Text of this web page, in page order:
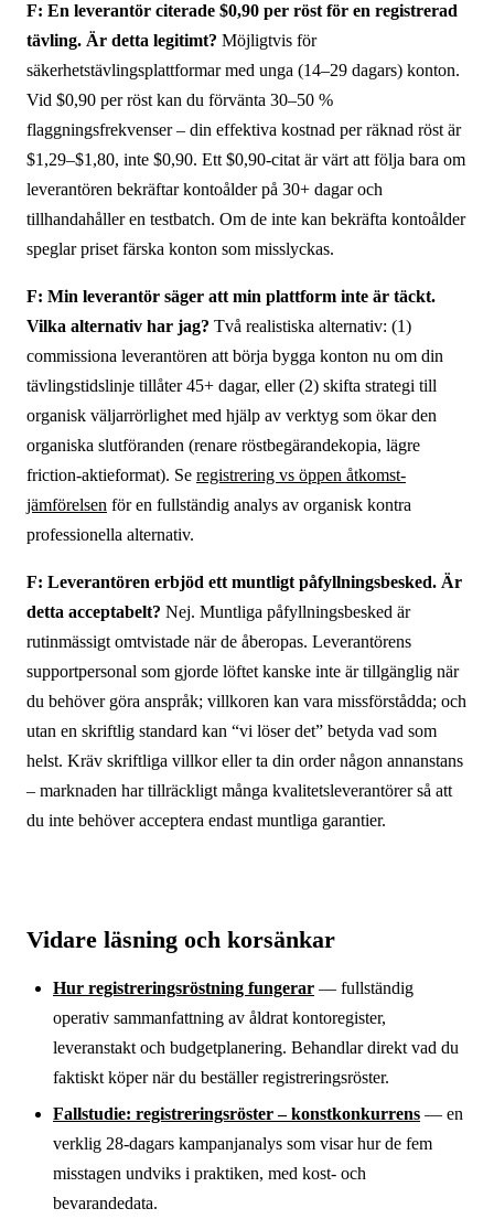
F: En leverantör citerade $0,90 per röst för en registrerad
tävling. Är detta legitimt? Möjligtvis för
säkerhetstävlingsplattformar med unga (14–29 dagars) konton.
Vid $0,90 per röst kan du förvänta 30–50 %
flaggningsfrekvenser – din effektiva kostnad per räknad röst är
$1,29–$1,80, inte $0,90. Ett $0,90-citat är värt att följa bara om
leverantören bekräftar kontoålder på 30+ dagar och
tillhandahåller en testbatch. Om de inte kan bekräfta kontoålder
speglar priset färska konton som misslyckas.
F: Min leverantör säger att min plattform inte är täckt.
Vilka alternativ har jag? Två realistiska alternativ: (1)
commissiona leverantören att börja bygga konton nu om din
tävlingstidslinje tillåter 45+ dagar, eller (2) skifta strategi till
organisk väljarrörlighet med hjälp av verktyg som ökar den
organiska slutföranden (renare röstbegärandekopia, lägre
friction-aktieformat). Se registrering vs öppen åtkomst-
jämförelsen för en fullständig analys av organisk kontra
professionella alternativ.
F: Leverantören erbjöd ett muntligt påfyllningsbesked. Är
detta acceptabelt? Nej. Muntliga påfyllningsbesked är
rutinmässigt omtvistade när de åberopas. Leverantörens
supportpersonal som gjorde löftet kanske inte är tillgänglig när
du behöver göra anspråk; villkoren kan vara missförstådda; och
utan en skriftlig standard kan “vi löser det” betyda vad som
helst. Kräv skriftliga villkor eller ta din order någon annanstans
– marknaden har tillräckligt många kvalitetsleverantörer så att
du inte behöver acceptera endast muntliga garantier.
Vidare läsning och korsänkar
Hur registreringsröstning fungerar — fullständig
operativ sammanfattning av åldrat kontoregister,
leveranstakt och budgetplanering. Behandlar direkt vad du
faktiskt köper när du beställer registreringsröster.
Fallstudie: registreringsröster – konstkonkurrens — en
verklig 28-dagars kampanjanalys som visar hur de fem
misstagen undviks i praktiken, med kost- och
bevarandedata.